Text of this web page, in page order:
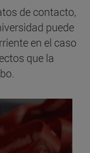
de contacto,
puede
en el caso
que la